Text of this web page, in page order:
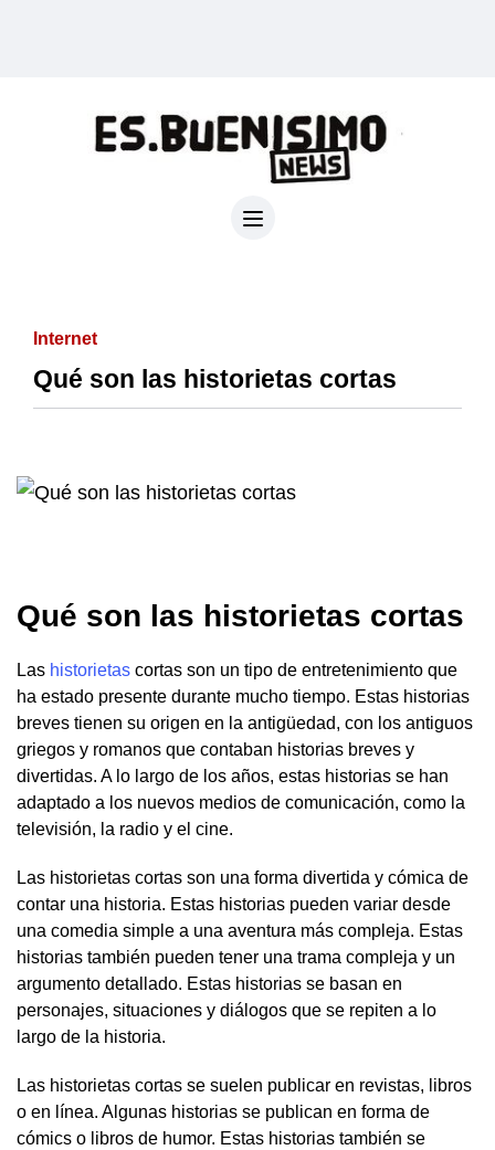
Internet
Qué son las historietas cortas
Qué son las historietas cortas
Las historietas cortas son un tipo de entretenimiento que
ha estado presente durante mucho tiempo. Estas historias
breves tienen su origen en la antigüedad, con los antiguos
griegos y romanos que contaban historias breves y
divertidas. A lo largo de los años, estas historias se han
adaptado a los nuevos medios de comunicación, como la
televisión, la radio y el cine.
Las historietas cortas son una forma divertida y cómica de
contar una historia. Estas historias pueden variar desde
una comedia simple a una aventura más compleja. Estas
historias también pueden tener una trama compleja y un
argumento detallado. Estas historias se basan en
personajes, situaciones y diálogos que se repiten a lo
largo de la historia.
Las historietas cortas se suelen publicar en revistas, libros
o en línea. Algunas historias se publican en forma de
cómics o libros de humor. Estas historias también se